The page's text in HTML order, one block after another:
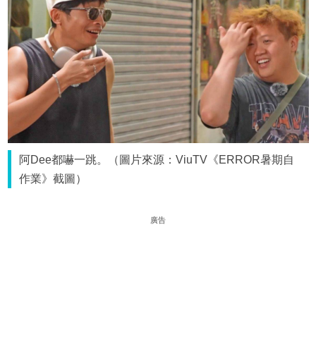
阿Dee都嚇一跳。（圖片來源：ViuTV《ERROR暑期自
作業》截圖）
廣告